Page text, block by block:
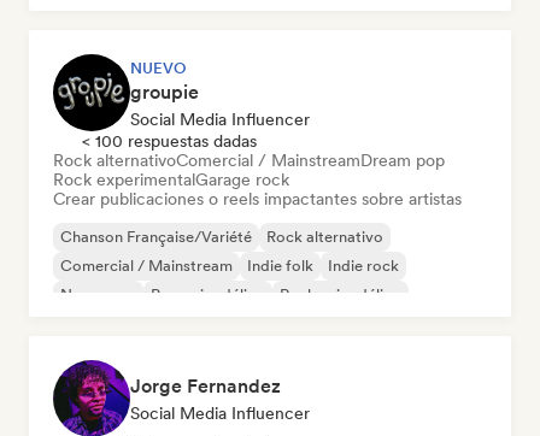
NUEVO
groupie
Social Media Influencer
< 100 respuestas dadas
Rock alternativoComercial / MainstreamDream pop
Rock experimentalGarage rock
Crear publicaciones o reels impactantes sobre artistas
Chanson Française/Variété
Rock alternativo
Comercial / Mainstream
Indie folk
Indie rock
New wave
Pop psicodélico Rock psicodélico
Jorge Fernandez
Social Media Influencer